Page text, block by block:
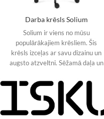
Darba krēsls Solium
Solium ir viens no mūsu
populārākajiem krēsliem. Šis
krēsls izceļas ar savu dizainu un
augsto atzveltni. Sēžamā daļa un